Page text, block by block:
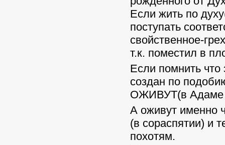
Если жить по
поступать
свойственное-
т.к. поместил в
Если помнить что
создан по
ОЖИВУТ(в Адаме
А оживут именно
(в сораспятии) и
похотям.